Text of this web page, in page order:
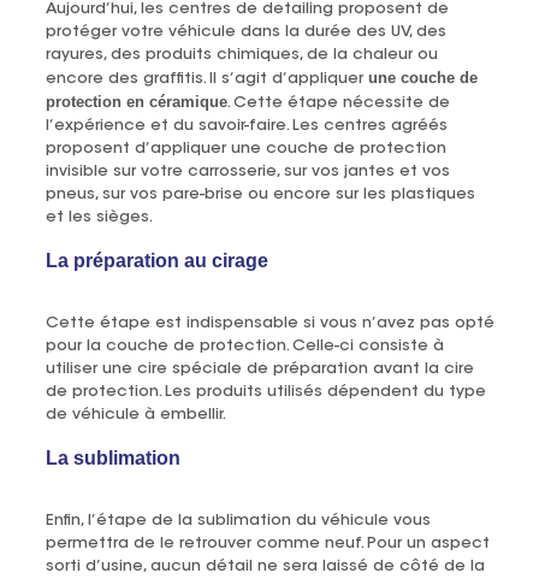
Aujourd’hui, les centres de detailing proposent de
protéger votre véhicule dans la durée des UV, des
rayures, des produits chimiques, de la chaleur ou
encore des graffitis. Il s’agit d’appliquer une couche de
protection en céramique. Cette étape nécessite de
l’expérience et du savoir-faire. Les centres agréés
proposent d’appliquer une couche de protection
invisible sur votre carrosserie, sur vos jantes et vos
pneus, sur vos pare-brise ou encore sur les plastiques
et les sièges.
La préparation au cirage
Cette étape est indispensable si vous n’avez pas opté
pour la couche de protection. Celle-ci consiste à
utiliser une cire spéciale de préparation avant la cire
de protection. Les produits utilisés dépendent du type
de véhicule à embellir.
La sublimation
Enfin, l’étape de la sublimation du véhicule vous
permettra de le retrouver comme neuf. Pour un aspect
sorti d’usine, aucun détail ne sera laissé de côté de la